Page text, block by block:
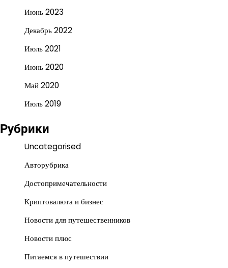
Июнь 2023
Декабрь 2022
Июль 2021
Июнь 2020
Май 2020
Июль 2019
Рубрики
Uncategorised
Авторубрика
Достопримечательности
Криптовалюта и бизнес
Новости для путешественников
Новости плюс
Питаемся в путешествии